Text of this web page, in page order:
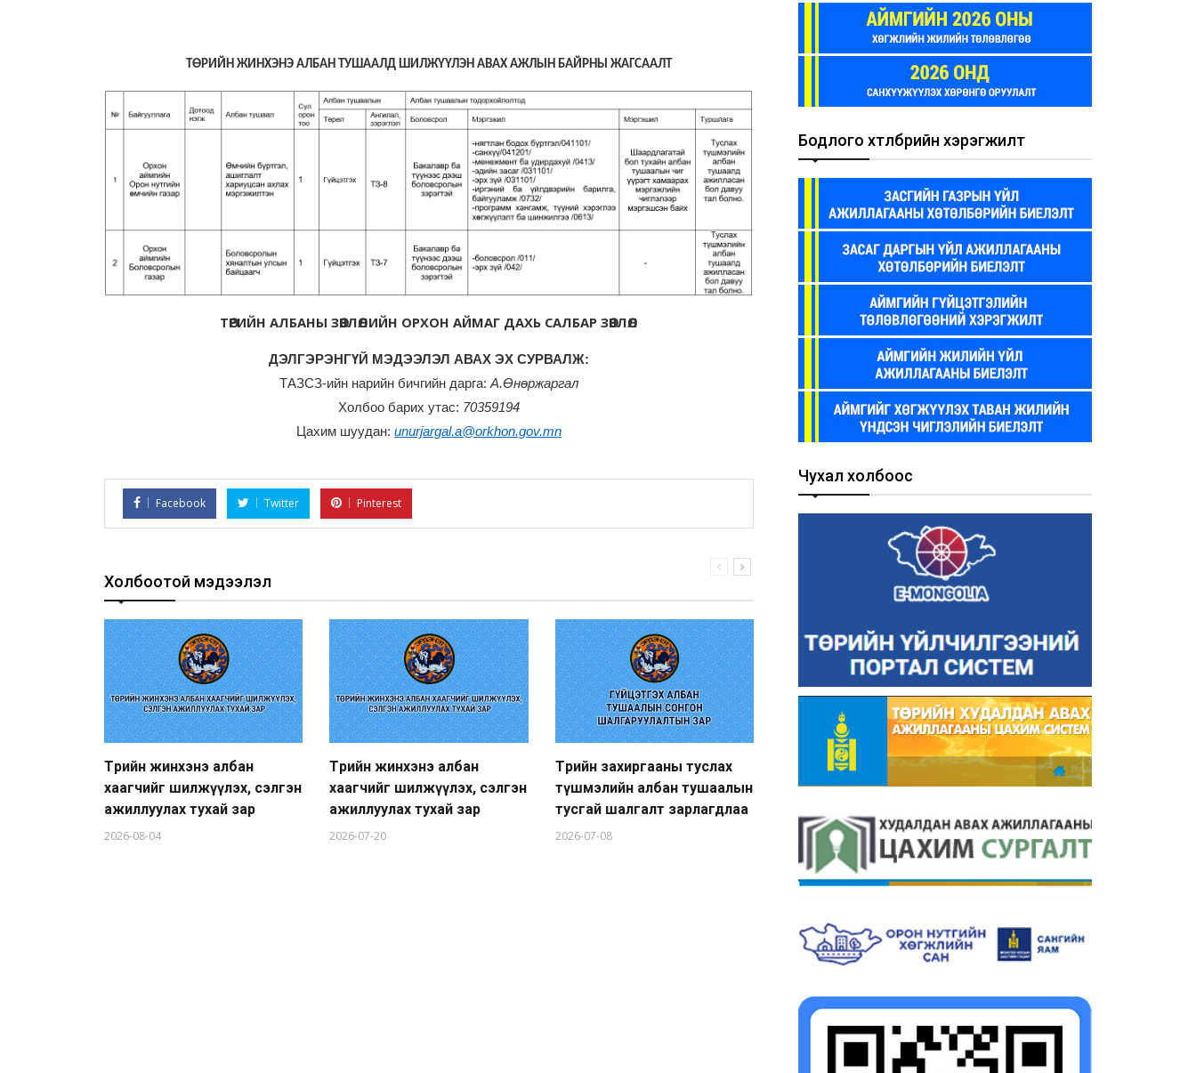
ТӨРИЙН ЖИНХЭНЭ АЛБАН ТУШААЛД ШИЛЖҮҮЛЭН АВАХ АЖЛЫН БАЙРНЫ ЖАГСААЛТ
ТӨРИЙН АЛБАНЫ ЗӨВЛӨЛИЙН ОРХОН АЙМАГ ДАХЬ САЛБАР ЗӨВЛӨЛ
ДЭЛГЭРЭНГҮЙ МЭДЭЭЛЭЛ АВАХ ЭХ СУРВАЛЖ:
ТАЗСЗ-ийн нарийн бичгийн дарга: А.Өнөржаргал
Холбоо барих утас: 70359194
Цахим шуудан: unurjargal.a@orkhon.gov.mn
Facebook Twitter Pinterest
Холбоотой мэдээлэл
Төрийн жинхэнэ албан
хаагчийг шилжүүлэх, сэлгэн
ажиллуулах тухай зар
2026-08-04
Төрийн жинхэнэ албан
хаагчийг шилжүүлэх, сэлгэн
ажиллуулах тухай зар
2026-07-20
Төрийн захиргааны туслах
түшмэлийн албан тушаалын
тусгай шалгалт зарлагдлаа
2026-07-08
Төрийн захиргааны
гүйцэтгэх албан тушаалын
2026-07-08
Төрийн захиргааны
гүйцэтгэх албан тушаалын
2026-06-07
Бодлого хөтөлбөрийн хэрэгжилт
Чухал холбоос